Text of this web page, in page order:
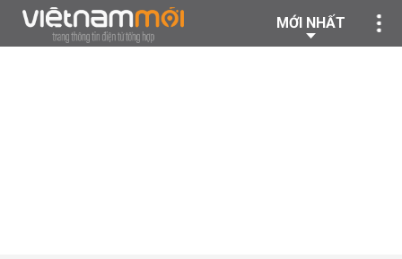
MỚI NHẤT